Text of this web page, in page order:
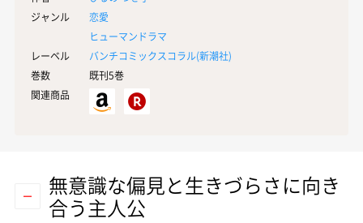
ジャンル
恋愛
ヒューマンドラマ
レーベル
バンチコミックスコラル(新潮社)
巻数
既刊5巻
関連商品
無意識な偏見と生きづらさに向き
合う主人公